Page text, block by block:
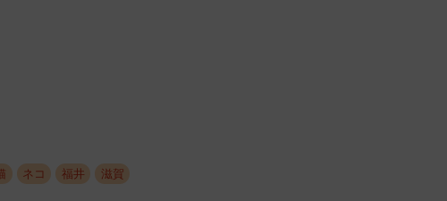
隙間ってなんか心地いいんだよね＝uni.0221さん提供
ネコ 福井 滋賀